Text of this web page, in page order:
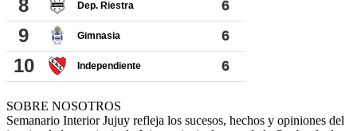
SOBRE NOSOTROS
Semanario Interior Jujuy refleja los sucesos, hechos y opiniones del